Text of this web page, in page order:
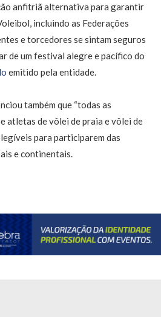
anfitriã alternativa para garantir
incluindo as Federações
e torcedores se sintam seguros
de um festival alegre e pacífico do
emitido pela entidade.
também que “todas as
atletas de vôlei de praia e vôlei de
para participarem das
e continentais.